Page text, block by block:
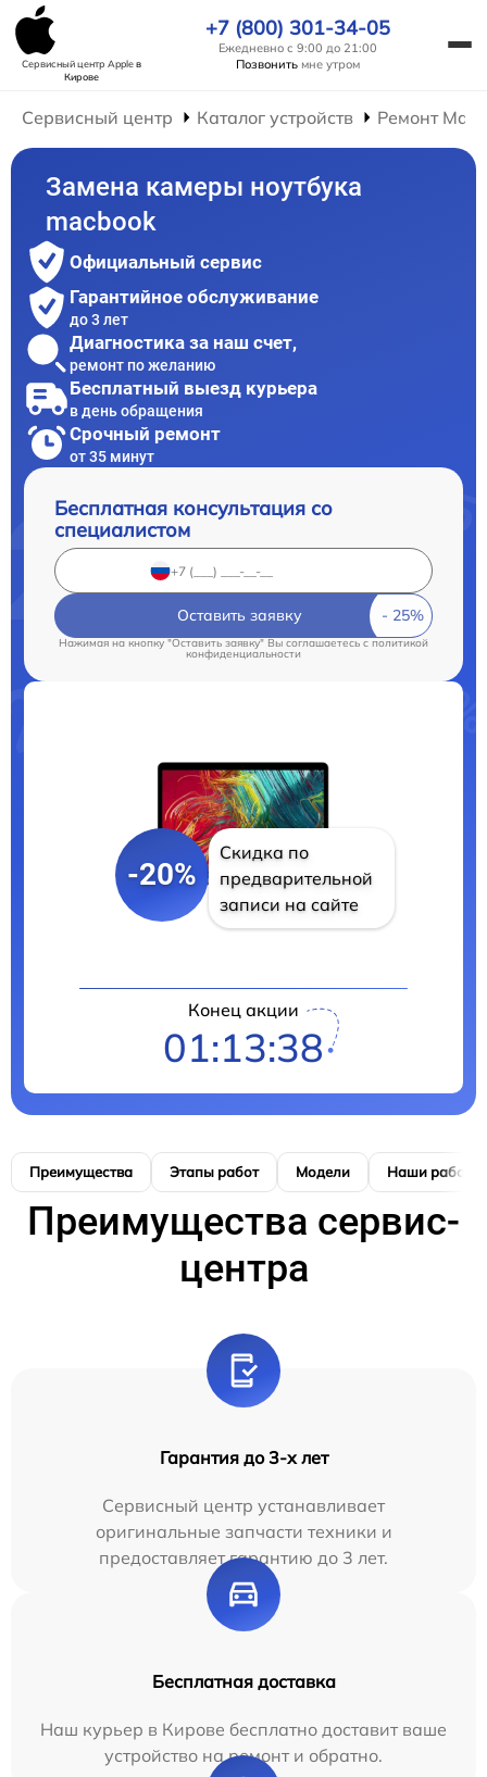
Сервисный центр Appleв
Кирове
+7 (800) 301-34-05
Ежедневно с 9:00 до 21:00
Позвонить мне утром
Сервисный центр Каталог устройств Ремонт
Замена камеры ноутбука
macbook
Официальный сервис
Гарантийное обслуживание
до 3 лет
Диагностика за наш счет,
ремонт по желанию
Бесплатный выезд курьера
в день обращения
Срочный ремонт
от 35 минут
Бесплатная консультация со
специалистом
Оставить заявку
Нажимая на кнопку "Оставить заявку" Вы соглашаетесь cполитикой
конфиденциальности
-20%
Скидка по
предварительной
записи на сайте
Конец акции
01:13:38
Преимущества Этапы работ Модели Наши работы
Преимущества сервис-
центра
Гарантия до 3-х лет
Сервисный центр устанавливает
оригинальные запчасти техники и
предоставляет гарантию до 3 лет.
Бесплатная доставка
Наш курьер в Кирове бесплатно доставит ваше
устройство на ремонт и обратно.